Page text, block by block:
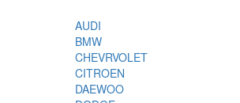
AUDI
BMW
CHEVRVOLET
CITROEN
DAEWOO